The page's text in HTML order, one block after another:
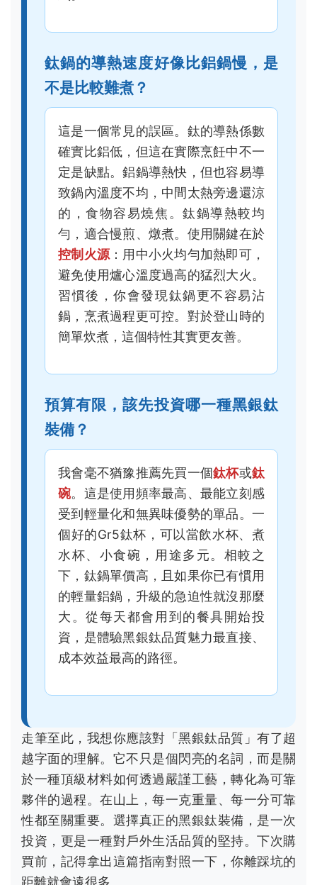
勻，適合慢煎、燉煮。使用關鍵在於
控制火源：用中小火均勻加熱即可，
避免使用爐心溫度過高的猛烈大火。
習慣後，你會發現鈦鍋更不容易沾
簡單炊煮，這個特性其實更友善。
預算有限，該先投資哪一種黑銀鈦
裝備？
我會毫不猶豫推薦先買一個鈦杯或
碗。這是使用頻率最高、最能立刻感
受到輕量化和無異味優勢的單品。一
個好的Gr5鈦杯，可以當飲水杯、煮
下，鈦鍋單價高，且如果你已有慣用
的輕量鋁鍋，升級的急迫性就沒那麼
大。從每天都會用到的餐具開始投
資，是體驗黑銀鈦品質魅力最直接、
走筆至此，我想你應該對「黑銀鈦品質」有了超
越字面的理解。它不只是個閃亮的名詞，而是關
於一種頂級材料如何透過嚴謹工藝，轉化為可靠
夥伴的過程。在山上，每一克重量、每一分可靠
性都至關重要。選擇真正的黑銀鈦裝備，是一次
投資，更是一種對戶外生活品質的堅持。下次購
買前，記得拿出這篇指南對照一下，你離踩坑的
本文內容基於個人使用經驗、與製造商交流及公
開材料科學資料撰寫，並經過實際產品測試與事
實核查。
分類： 生活日誌